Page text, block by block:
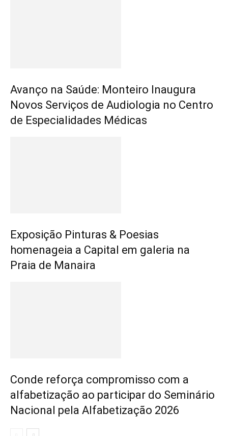
Avanço na Saúde: Monteiro Inaugura
Novos Serviços de Audiologia no Centro
de Especialidades Médicas
Exposição Pinturas & Poesias
homenageia a Capital em galeria na
Praia de Manaira
Conde reforça compromisso com a
alfabetização ao participar do Seminário
Nacional pela Alfabetização 2026